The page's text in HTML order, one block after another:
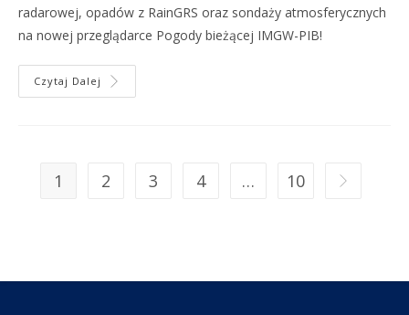
radarowej, opadów z RainGRS oraz sondaży atmosferycznych
na nowej przeglądarce Pogody bieżącej IMGW-PIB!
Czytaj Dalej
1 2 3 4 … 10